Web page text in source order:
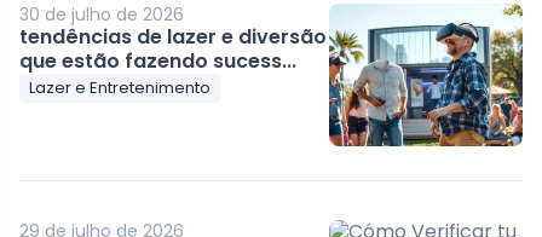
30 de julho de 2026
tendências de lazer e diversão
que estão fazendo sucess...
Lazer e Entretenimento
29 de julho de 2026